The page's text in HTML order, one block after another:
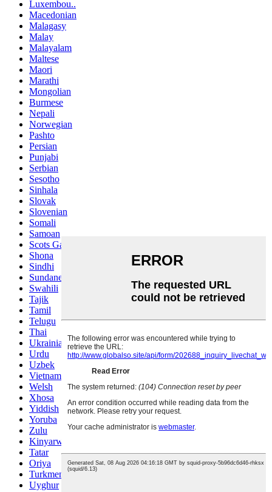
Luxembou..
Macedonian
Malagasy
Malay
Malayalam
Maltese
Maori
Marathi
Mongolian
Burmese
Nepali
Norwegian
Pashto
Persian
Punjabi
Serbian
Sesotho
Sinhala
Slovak
Slovenian
Somali
Samoan
Scots Gaelic
Shona
Sindhi
Sundanese
Swahili
Tajik
Tamil
Telugu
Thai
Ukrainian
Urdu
Uzbek
Vietnamese
Welsh
Xhosa
Yiddish
Yoruba
Zulu
Kinyarwanda
Tatar
Oriya
Turkmen
Uyghur